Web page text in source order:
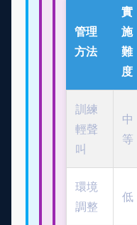
管理
方法
實
施
難
度
訓練
輕聲
叫
中
等
環境
調整
低